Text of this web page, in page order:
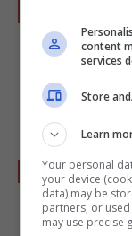
segno a
possano
Sistematele sotto la cenere e lasciate cuocere
per
di
content
services
Store
Learn
Your personal
your device
data) may be
partners, or
may use precise